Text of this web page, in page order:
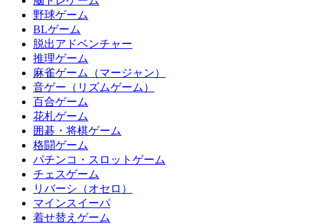
野球ゲーム
BLゲーム
脱出アドベンチャー
推理ゲーム
麻雀ゲーム（マージャン）
音ゲー（リズムゲーム）
百合ゲーム
花札ゲーム
囲碁・将棋ゲーム
格闘ゲーム
パチンコ・スロットゲーム
チェスゲーム
リバーシ（オセロ）
マインスイーパ
着せ替えゲーム